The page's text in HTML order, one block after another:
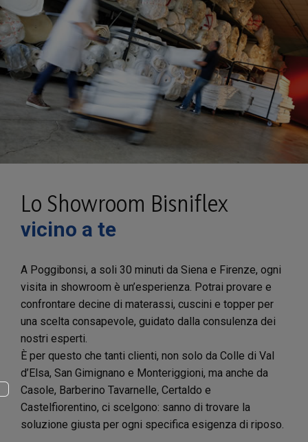
Lo Showroom Bisniflex
vicino a te
A Poggibonsi, a soli 30 minuti da Siena e Firenze, ogni
visita in showroom è un’esperienza. Potrai provare e
confrontare decine di materassi, cuscini e topper per
una scelta consapevole, guidato dalla consulenza dei
nostri esperti.
È per questo che tanti clienti, non solo da Colle di Val
d’Elsa, San Gimignano e Monteriggioni, ma anche da
Casole, Barberino Tavarnelle, Certaldo e
Castelfiorentino, ci scelgono: sanno di trovare la
soluzione giusta per ogni specifica esigenza di riposo.